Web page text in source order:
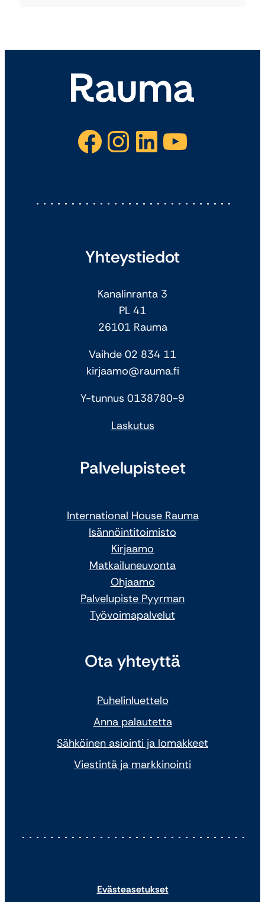
Facebook Instagram LinkedIn YouTube
Yhteystiedot
Kanalinranta 3
PL 41
26101 Rauma
Vaihde 02 834 11
kirjaamo@rauma.fi
Y-tunnus 0138780-9
Laskutus
Palvelupisteet
International House Rauma
Isännöintitoimisto
Kirjaamo
Matkailuneuvonta
Ohjaamo
Palvelupiste Pyyrman
Työvoimapalvelut
Ota yhteyttä
Puhelinluettelo
Anna palautetta
Sähköinen asiointi ja lomakkeet
Viestintä ja markkinointi
Evästeasetukset